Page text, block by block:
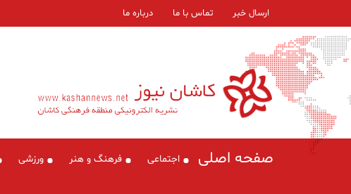
ارسال خبر تماس با ما درباره ما
صفحه اصلی اجتماعی فرهنگ و هنر ورزشی